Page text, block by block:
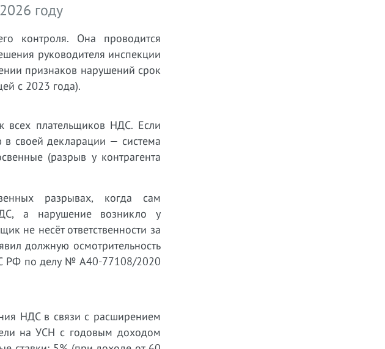
году
контроля. Она проводится
руководителя инспекции
признаков нарушений срок
с 2023 года).
всех плательщиков НДС. Если
в своей декларации — система
(разрыв у контрагента
разрывах, когда сам
НДС, а нарушение возникло у
не несёт ответственности за
должную осмотрительность
РФ по делу № А40-77108/2020
НДС в связи с расширением
на УСН с годовым доходом